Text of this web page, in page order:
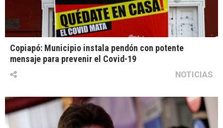
Copiapó: Municipio instala pendón con potente
mensaje para prevenir el Covid-19
NOTICIAS